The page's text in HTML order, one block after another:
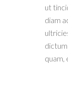
ut
diam
quam,